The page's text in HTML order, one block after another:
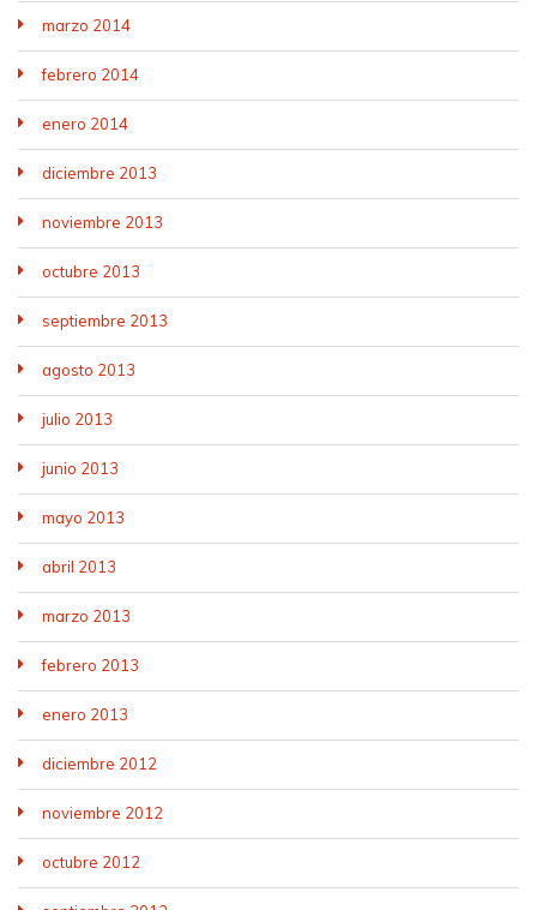
marzo 2014
febrero 2014
enero 2014
diciembre 2013
noviembre 2013
octubre 2013
septiembre 2013
agosto 2013
julio 2013
junio 2013
mayo 2013
abril 2013
marzo 2013
febrero 2013
enero 2013
diciembre 2012
noviembre 2012
octubre 2012